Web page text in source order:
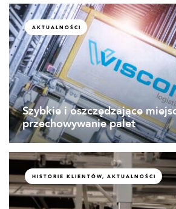
AKTUALNOŚCI
Szybkie i oszczędzające
przechowywanie palet
HISTORIE KLIENTÓW, AKTUALNOŚCI